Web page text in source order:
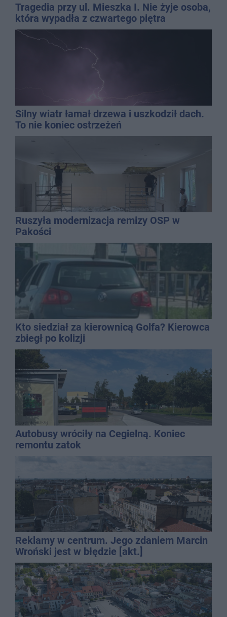
Tragedia przy ul. Mieszka I. Nie żyje osoba,
która wypadła z czwartego piętra
Silny wiatr łamał drzewa i uszkodził dach.
To nie koniec ostrzeżeń
Ruszyła modernizacja remizy OSP w
Pakości
Kto siedział za kierownicą Golfa? Kierowca
zbiegł po kolizji
Autobusy wróciły na Cegielną. Koniec
remontu zatok
Reklamy w centrum. Jego zdaniem Marcin
Wroński jest w błędzie [akt.]